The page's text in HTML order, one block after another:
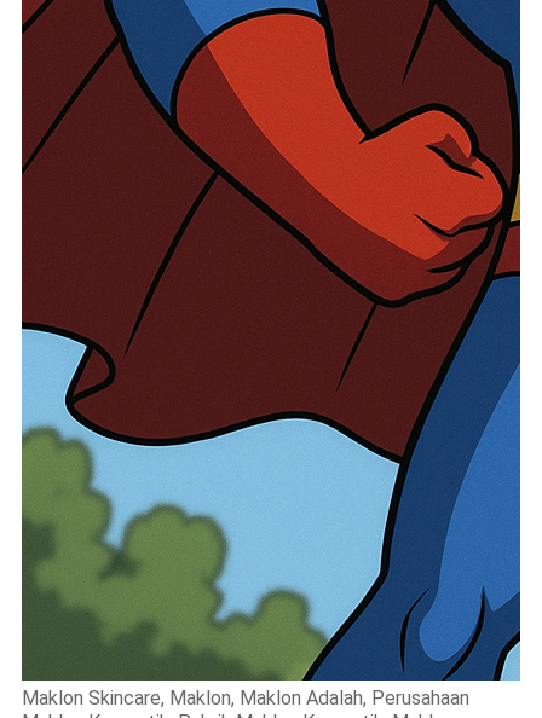
Maklon Skincare, Maklon, Maklon Adalah, Perusahaan